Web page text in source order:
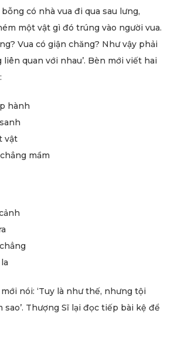
có nhà vua đi qua sau lưng,
một vật gì đó trúng vào người vua.
Vua có giận chăng? Như vậy phải
quan với nhau’. Bèn mới viết hai
hành
vật
mầm
nói: ‘Tuy là như thế, nhưng tội
Thượng Sĩ lại đọc tiếp bài kệ để